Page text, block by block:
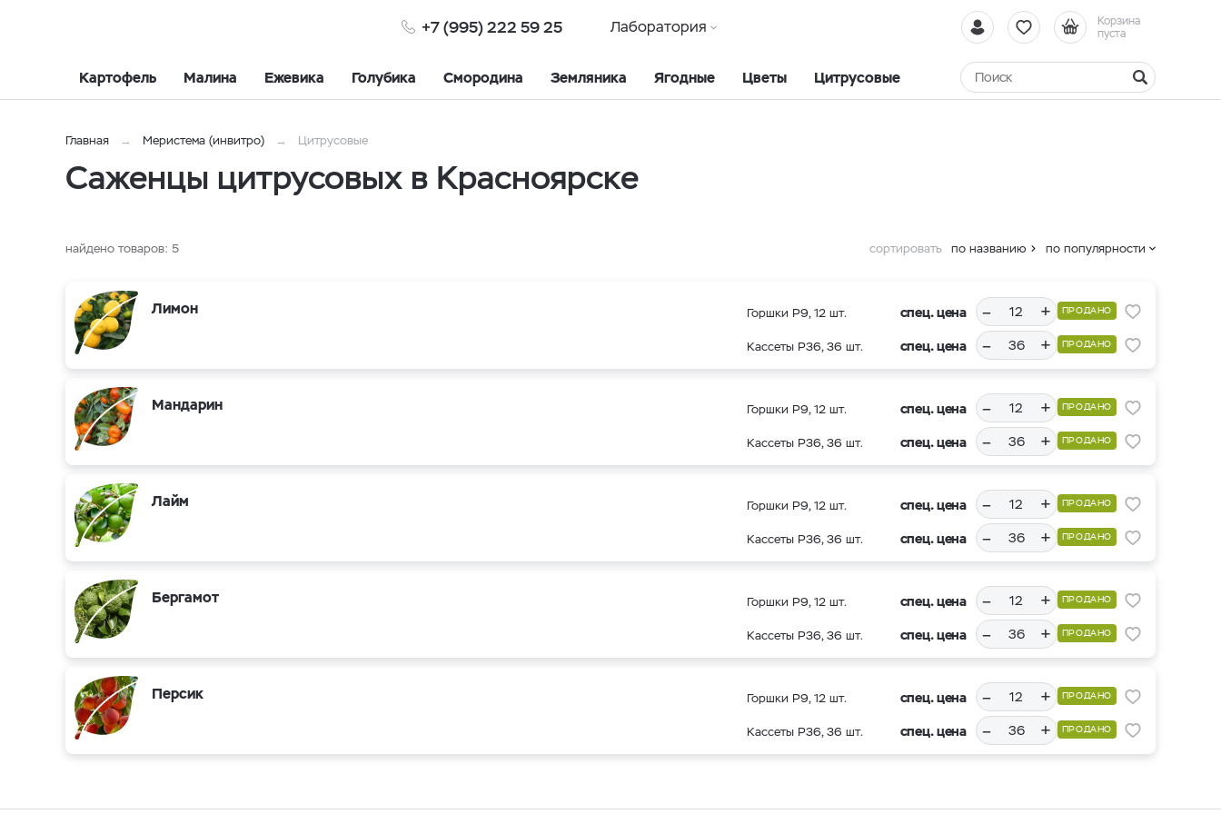
+7 (995) 222 59 25
Корзина
пуста
Лаборатория
Картофель Малина Ежевика Голубика Смородина Земляника Ягодные Цветы Цитрусовые
Главная Меристема (инвитро) Цитрусовые
Cаженцы цитрусовых в Красноярске
найдено товаров: 5 сортировать по названию по популярности
Лимон Горшки Р9, 12 шт. спец. цена – + ПРОДАНО
Кассеты Р36, 36 шт. спец. цена – + ПРОДАНО
Мандарин Горшки Р9, 12 шт. спец. цена – + ПРОДАНО
Кассеты Р36, 36 шт. спец. цена – + ПРОДАНО
Лайм Горшки Р9, 12 шт. спец. цена – + ПРОДАНО
Кассеты Р36, 36 шт. спец. цена – + ПРОДАНО
Бергамот Горшки Р9, 12 шт. спец. цена – + ПРОДАНО
Кассеты Р36, 36 шт. спец. цена – + ПРОДАНО
Персик Горшки Р9, 12 шт. спец. цена – + ПРОДАНО
Кассеты Р36, 36 шт. спец. цена – + ПРОДАНО